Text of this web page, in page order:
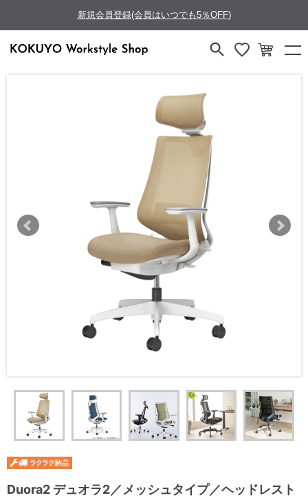
新規会員登録(会員はいつでも5％OFF)
Duora2 デュオラ2／メッシュタイプ／ヘッドレスト